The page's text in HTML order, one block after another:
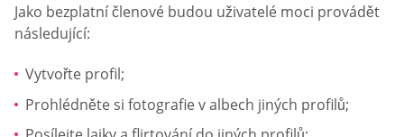
Jako bezplatní členové budou uživatelé moci provádět
následující:
Vytvořte profil;
Prohlédněte si fotografie v albech jiných profilů;